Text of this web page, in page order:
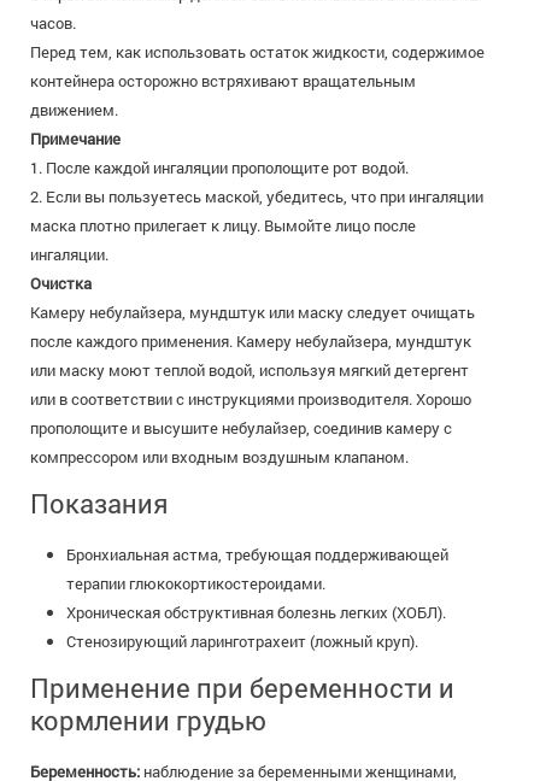
часов.
Перед тем, как использовать остаток жидкости, содержимое
контейнера осторожно встряхивают вращательным
движением.
Примечание
1. После каждой ингаляции прополощите рот водой.
2. Если вы пользуетесь маской, убедитесь, что при ингаляции
маска плотно прилегает к лицу. Вымойте лицо после
ингаляции.
Очистка
Камеру небулайзера, мундштук или маску следует очищать
после каждого применения. Камеру небулайзера, мундштук
или маску моют теплой водой, используя мягкий детергент
или в соответствии с инструкциями производителя. Хорошо
прополощите и высушите небулайзер, соединив камеру с
компрессором или входным воздушным клапаном.
Показания
Бронхиальная астма, требующая поддерживающей
терапии глюкокортикостероидами.
Хроническая обструктивная болезнь легких (ХОБЛ).
Стенозирующий ларинготрахеит (ложный круп).
Применение при беременности и
кормлении грудью
Беременность: наблюдение за беременными женщинами,